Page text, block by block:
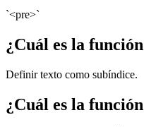
`<pre>`
¿Cuál es la
Definir texto como subíndice.
¿Cuál es la